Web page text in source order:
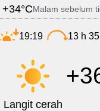
+34°CMalam sebelum
19:19 13 h
Langit cerah